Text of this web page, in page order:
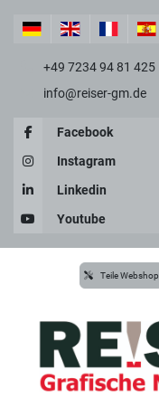
+49 7234 94 81 425
info@reiser-gm.de
Facebook
Instagram
Linkedin
Youtube
Teile Webshop